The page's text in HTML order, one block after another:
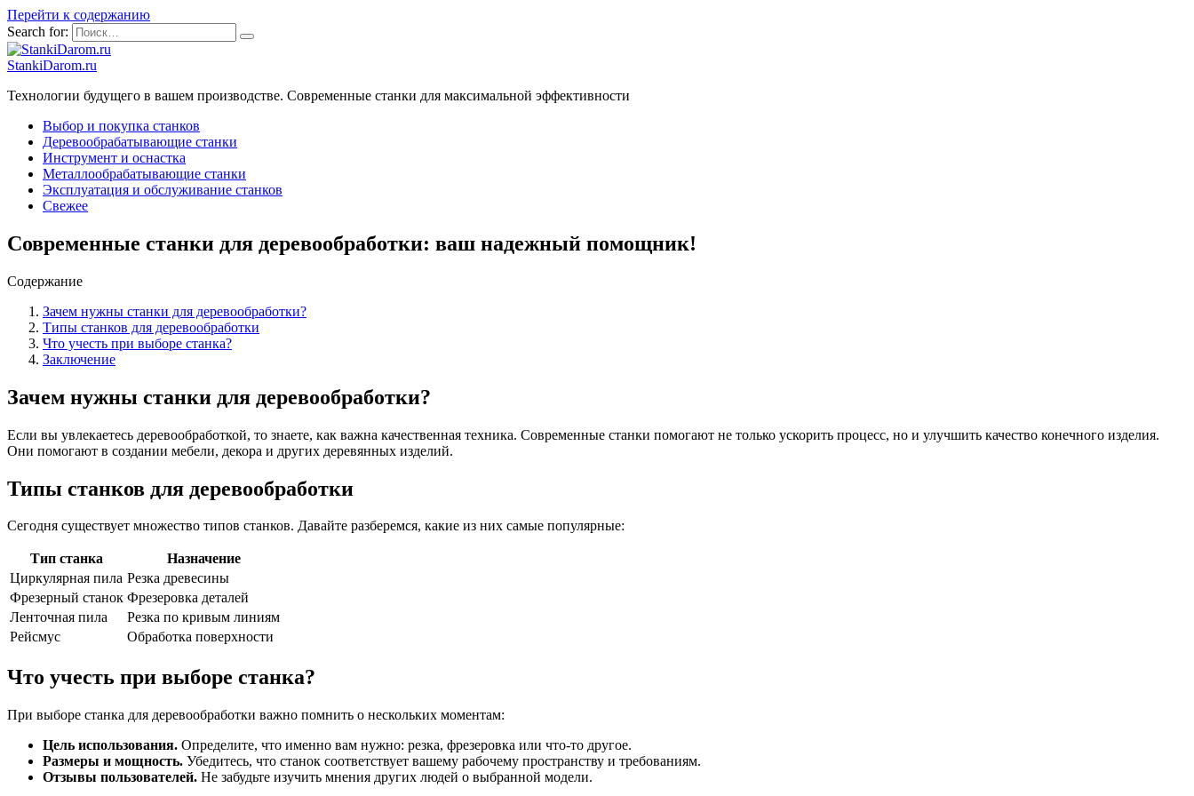
Перейти к содержанию
Search for:
StankiDarom.ru
Технологии будущего в вашем производстве. Современные станки для максимальной эффективности
Выбор и покупка станков
Деревообрабатывающие станки
Инструмент и оснастка
Металлообрабатывающие станки
Эксплуатация и обслуживание станков
Свежее
Современные станки для деревообработки: ваш надежный помощник!
Содержание
Зачем нужны станки для деревообработки?
Типы станков для деревообработки
Что учесть при выборе станка?
Заключение
Зачем нужны станки для деревообработки?
Если вы увлекаетесь деревообработкой, то знаете, как важна качественная техника. Современные станки помогают не только ускорить процесс, но и улучшить качество конечного изделия.
Они помогают в создании мебели, декора и других деревянных изделий.
Типы станков для деревообработки
Сегодня существует множество типов станков. Давайте разберемся, какие из них самые популярные:
Тип станка
Назначение
Циркулярная пила Резка древесины
Фрезерный станок Фрезеровка деталей
Ленточная пила
Резка по кривым линиям
Рейсмус
Обработка поверхности
Что учесть при выборе станка?
При выборе станка для деревообработки важно помнить о нескольких моментам:
Цель использования. Определите, что именно вам нужно: резка, фрезеровка или что-то другое.
Размеры и мощность. Убедитесь, что станок соответствует вашему рабочему пространству и требованиям.
Отзывы пользователей. Не забудьте изучить мнения других людей о выбранной модели.